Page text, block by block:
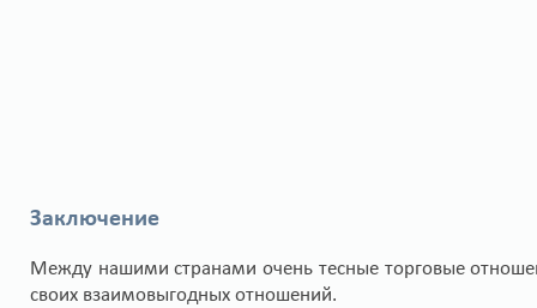
Заключение
Между нашими странами очень тесные торговые
своих взаимовыгодных отношений.